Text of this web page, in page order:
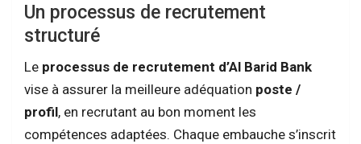
Un processus de recrutement
structuré
Le processus de recrutement d’Al Barid Bank
vise à assurer la meilleure adéquation poste /
profil, en recrutant au bon moment les
compétences adaptées. Chaque embauche s’inscrit